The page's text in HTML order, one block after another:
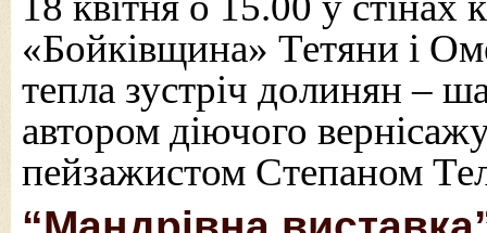
«Бойківщина» Тетяни і
тепла зустріч долинян –
автором діючого
пейзажистом Степаном